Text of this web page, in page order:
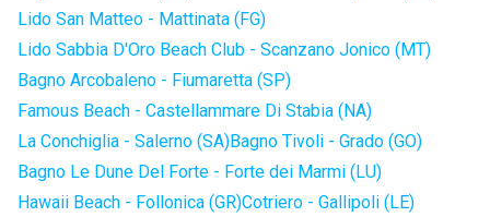
Lido San Matteo - Mattinata (FG)
Lido Sabbia D'Oro Beach Club - Scanzano Jonico (MT)
Bagno Arcobaleno - Fiumaretta (SP)
Famous Beach - Castellammare Di Stabia (NA)
La Conchiglia - Salerno (SA)Bagno Tivoli - Grado (GO)
Bagno Le Dune Del Forte - Forte dei Marmi (LU)
Hawaii Beach - Follonica (GR)Cotriero - Gallipoli (LE)